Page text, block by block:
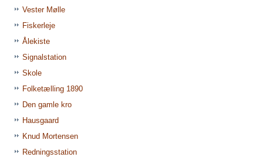
Vester Mølle
Fiskerleje
Ålekiste
Signalstation
Skole
Folketælling 1890
Den gamle kro
Hausgaard
Knud Mortensen
Redningsstation